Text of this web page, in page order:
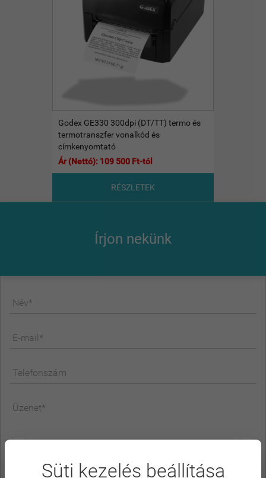
Godex GE330 300dpi (DT/TT) termo és
termotranszfer vonalkód és
címkenyomtató
Ár (Nettó): 109 500 Ft-tól
RÉSZLETEK
Írjon nekünk
Név*
E-mail*
Telefonszám
Üzenet*
Süti kezelés beállítása